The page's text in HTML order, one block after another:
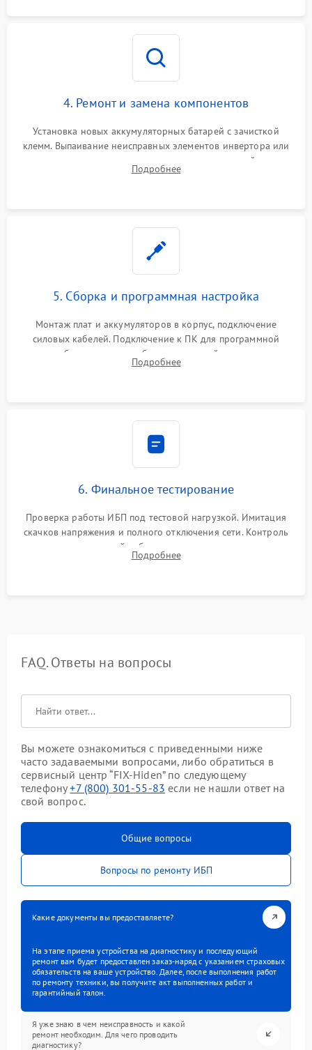
4. Ремонт и замена компонентов
Установка новых аккумуляторных батарей с зачисткой
клемм. Выпаивание неисправных элементов инвертора или
цепи зарядки и монтаж новых радиодеталей.
Восстановление поврежденных токоведущих дорожек и
Подробнее
5. Сборка и программная настройка
Монтаж плат и аккумуляторов в корпус, подключение
силовых кабелей. Подключение к ПК для программной
калибровки констант батареи, настройки порогов
срабатывания AVR и сброса счетчиков старения АКБ.
Подробнее
6. Финальное тестирование
Проверка работы ИБП под тестовой нагрузкой. Имитация
скачков напряжения и полного отключения сети. Контроль
времени автономной работы, температурного режима и
корректности формы выходного сигнала.
Подробнее
FAQ. Ответы на вопросы
Вы можете ознакомиться с приведенными ниже
часто задаваемыми вопросами, либо обратиться в
сервисный центр “FIX-Hiden” по следующему
телефону+7 (800) 301-55-83 если не нашли ответ на
свой вопрос.
Общие вопросы
Вопросы по ремонту ИБП
Какие документы вы предоставляете?
На этапе приема устройства на диагностику и последующий
ремонт вам будет предоставлен заказ-наряд с указанием страховых
обязательств на ваше устройство. Далее, после выполнения работ
по ремонту техники, вы получите акт выполненных работ и
гарантийный талон.
Я уже знаю в чем неисправность и какой
ремонт необходим. Для чего проводить
диагностику?